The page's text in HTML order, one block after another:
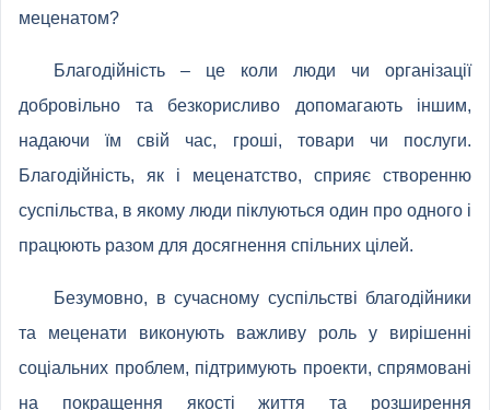
меценатом?
Благодійність – це коли люди чи організації
добровільно та безкорисливо допомагають іншим,
надаючи їм свій час, гроші, товари чи послуги.
Благодійність, як і меценатство, сприяє створенню
суспільства, в якому люди піклуються один про одного і
працюють разом для досягнення спільних цілей.
Безумовно, в сучасному суспільстві благодійники
та меценати виконують важливу роль у вирішенні
соціальних проблем, підтримують проекти, спрямовані
на покращення якості життя та розширення